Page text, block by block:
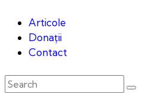
Articole
Donații
Contact